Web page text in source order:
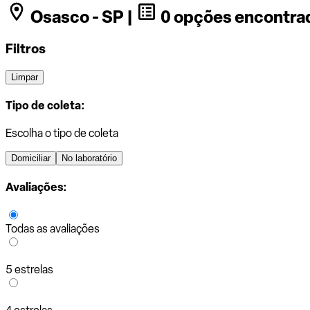
Osasco - SP | 0 opções
Filtros
Limpar
Tipo de coleta:
Escolha o tipo de coleta
Domiciliar No laboratório
Avaliações:
Todas as avaliações
5 estrelas